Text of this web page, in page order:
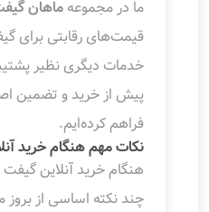
ما در مجموعهماهان
قیمت‌های رقابتی برای
پیش از خرید و تضمین
فراهم کرده‌ایم.
نکات مهم هنگام خرید
هنگام خرید آنلاین
چند نکته اساسی از